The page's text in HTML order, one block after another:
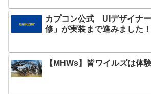
カプコン公式 UIデザイナ
修」が実装まで進みました！
【MHWs】皆ワイルズは体